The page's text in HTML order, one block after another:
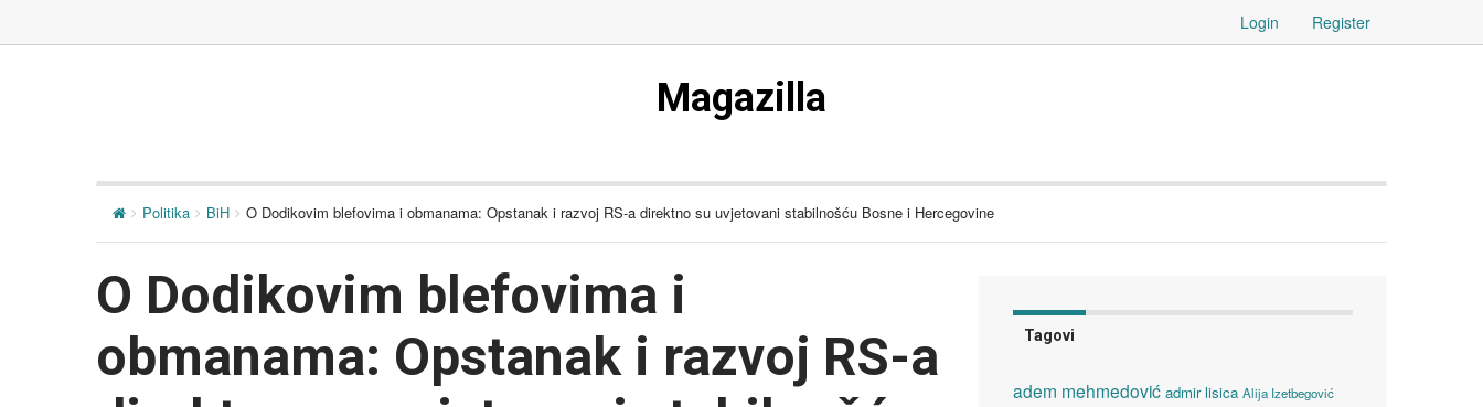
Login Register
Magazilla
Politika BiH O Dodikovim blefovima i obmanama: Opstanak i razvoj RS-a direktno su uvjetovani stabilnošću Bosne i Hercegovine
O Dodikovim blefovima i
obmanama: Opstanak i razvoj RS-a
Tagovi
adem mehmedović admir lisica Alija Izetbegović